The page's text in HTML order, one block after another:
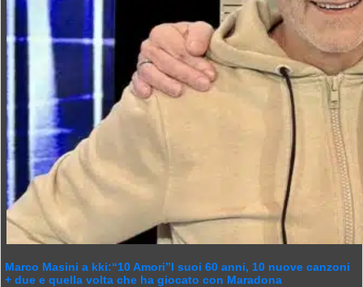
Marco Masini a kki:“10 Amori”I suoi 60 anni, 10 nuove canzoni
+ due e quella volta che ha giocato con Maradona